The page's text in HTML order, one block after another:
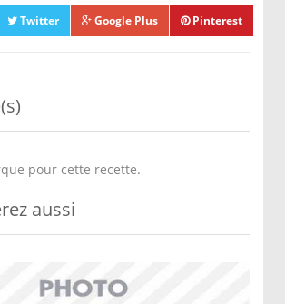
Twitter Google Plus Pinterest
pour cette recette.
aussi